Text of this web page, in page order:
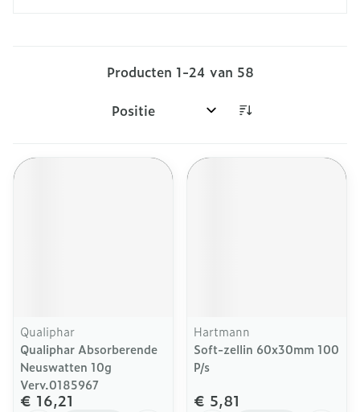
Producten 1-24 van 58
Sorteer op:
Qualiphar
Qualiphar Absorberende
Neuswatten 10g
Verv.0185967
€ 16,21
Hartmann
Soft-zellin 60x30mm 100
P/s
€ 5,81